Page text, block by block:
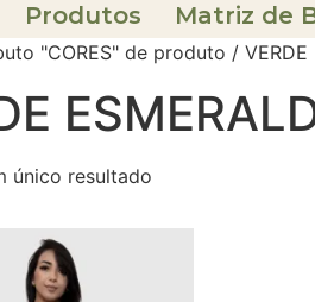
Produtos Matriz de
"CORES" de produto / VERDE
único resultado